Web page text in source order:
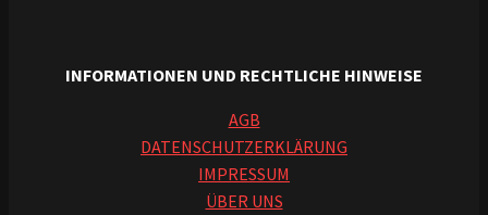
INFORMATIONEN UND RECHTLICHE HINWEISE
AGB
DATENSCHUTZERKLÄRUNG
IMPRESSUM
ÜBER UNS